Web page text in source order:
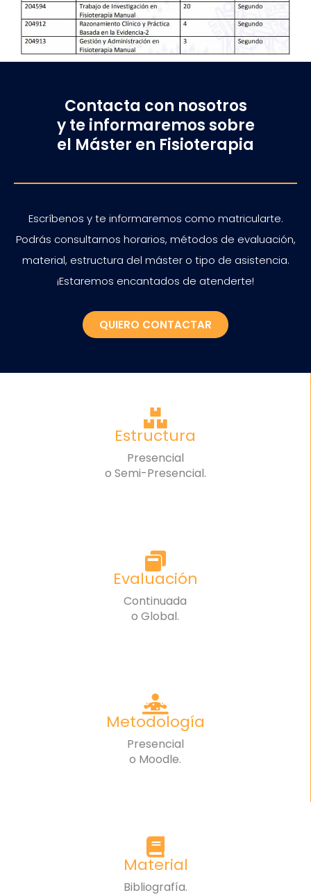
Contacta con nosotros
y te informaremos sobre
el Máster en Fisioterapia
Escríbenos y te informaremos como matricularte.
Podrás consultarnos horarios, métodos de evaluación,
material, estructura del máster o tipo de asistencia.
¡Estaremos encantados de atenderte!
QUIERO CONTACTAR
Estructura
Presencial
o Semi-Presencial.
Evaluación
Continuada
o Global.
Metodología
Presencial
o Moodle.
Material
Bibliografía.